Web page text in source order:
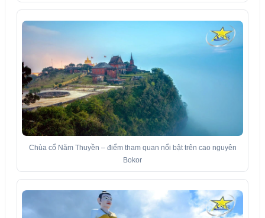
Chùa cổ Năm Thuyền – điểm tham quan nổi bật trên cao nguyên
Bokor